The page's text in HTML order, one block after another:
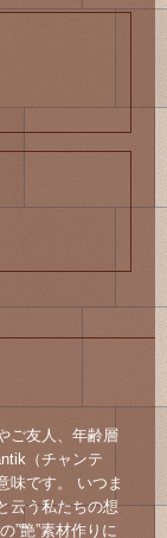
ご友人、年齢層
（チャンテ
味です。 いつま
云う私たちの想
”艶”素材作りに